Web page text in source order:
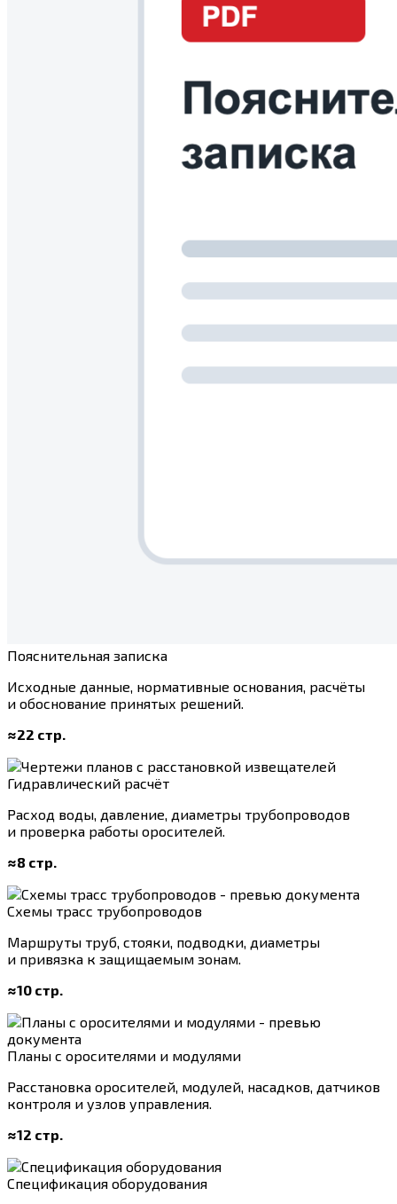
Пояснительная записка
Исходные данные, нормативные основания, расчёты
и обоснование принятых решений.
≈22 стр.
Гидравлический расчёт
Расход воды, давление, диаметры трубопроводов
и проверка работы оросителей.
≈8 стр.
Схемы трасс трубопроводов
Маршруты труб, стояки, подводки, диаметры
и привязка к защищаемым зонам.
≈10 стр.
Планы с оросителями и модулями
Расстановка оросителей, модулей, насадков, датчиков
контроля и узлов управления.
≈12 стр.
Спецификация оборудования